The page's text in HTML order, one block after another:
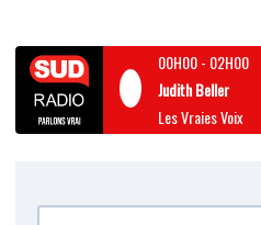
00H00- 02H00
Judith Beller
Les Vraies Voix